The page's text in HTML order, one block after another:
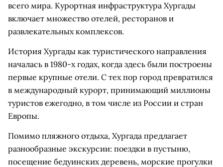
всего мира. Курортная инфраструктура Хургады
включает множество отелей, ресторанов и
развлекательных комплексов.
История Хургады как туристического направления
началась в 1980-х годах, когда здесь были построены
первые крупные отели. С тех пор город превратился
в международный курорт, принимающий миллионы
туристов ежегодно, в том числе из России и стран
Европы.
Помимо пляжного отдыха, Хургада предлагает
разнообразные экскурсии: поездки в пустыню,
посещение бедуинских деревень, морские прогулки